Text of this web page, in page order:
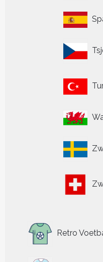
Retro